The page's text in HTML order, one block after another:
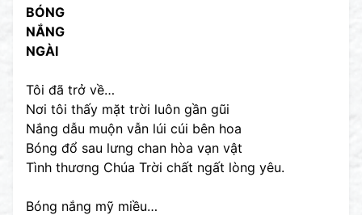
BÓNG
NẮNG
NGÀI
Tôi đã trở về…
Nơi tôi thấy mặt trời luôn gần gũi
Nắng dẫu muộn vẫn lúi cúi bên hoa
Bóng đổ sau lưng chan hòa vạn vật
Tình thương Chúa Trời chất ngất lòng yêu.
Bóng nắng mỹ miều…